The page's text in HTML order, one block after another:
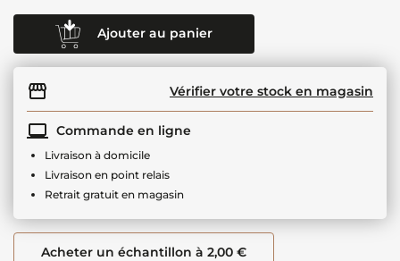
Ajouter au panier
Vérifier votre stock en magasin
Commande en ligne
Livraison à domicile
Livraison en point relais
Retrait gratuit en magasin
Acheter un échantillon à 2,00 €